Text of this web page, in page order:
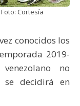
Cortesía
conocidos los
2019-
no
se decidirá en